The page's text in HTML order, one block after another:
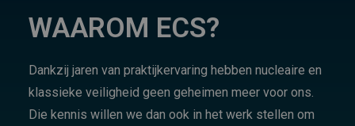
WAAROM ECS?
Dankzij jaren van praktijkervaring hebben nucleaire en
klassieke veiligheid geen geheimen meer voor ons.
Die kennis willen we dan ook in het werk stellen om